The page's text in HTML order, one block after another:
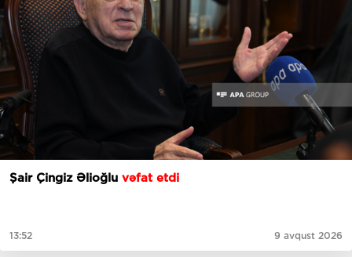
Şair Çingiz Əlioğlu vəfat etdi
13:52 9 avqust 2026